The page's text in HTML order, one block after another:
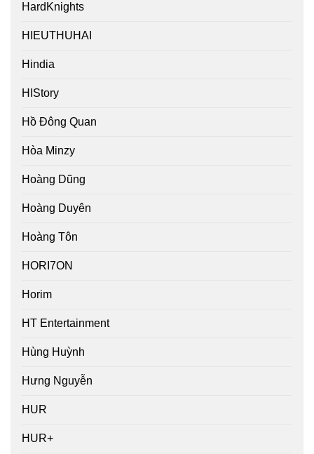
HardKnights
HIEUTHUHAI
Hindia
HIStory
Hồ Đông Quan
Hòa Minzy
Hoàng Dũng
Hoàng Duyên
Hoàng Tôn
HORI7ON
Horim
HT Entertainment
Hùng Huỳnh
Hưng Nguyễn
HUR
HUR+